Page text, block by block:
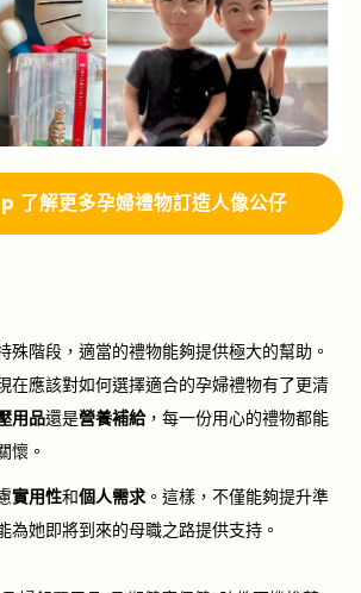
了解更多孕婦禮物訂造人像公仔
殊階段，適當的禮物能夠提供極大的幫助。
在應該對如何選擇適合的孕婦禮物有了更清
用品還是營養補給，每一份用心的禮物都能
懷。
實用性和個人需求。這樣，不僅能夠提升準
為她即將到來的母職之路提供支持。